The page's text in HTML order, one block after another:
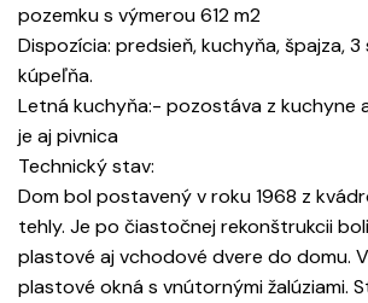
pozemku s výmerou 612 m2
Dispozícia: predsieň, kuchyňa, špajza,
kúpeľňa.
Letná kuchyňa:- pozostáva z kuchyne
je aj pivnica
Technický stav:
Dom bol postavený v roku 1968 z
tehly. Je po čiastočnej rekonštrukcii
plastové aj vchodové dvere do domu.
plastové okná s vnútornými žalúziami.